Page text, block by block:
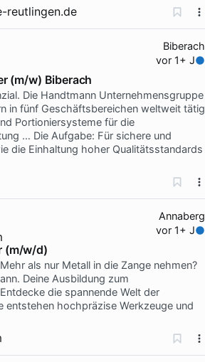
reutlingen.de
Biberach
vor 1+ J
(m/w) Biberach
Die Handtmann Unternehmensgruppe
in fünf Geschäftsbereichen weltweit tätig
Portioniersysteme für die
… Die Aufgabe: Für sichere und
die Einhaltung hoher Qualitätsstandards
Annaberg
vor 1+ J
(m/w/d)
als nur Metall in die Zange nehmen?
Deine Ausbildung zum
die spannende Welt der
entstehen hochpräzise Werkzeuge und